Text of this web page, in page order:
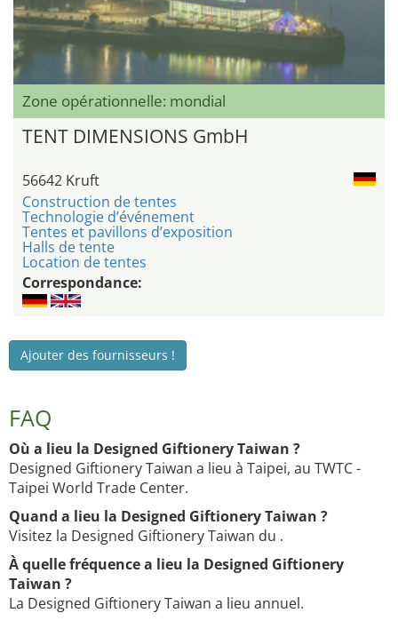
Zone opérationnelle: mondial
TENT DIMENSIONS GmbH
56642 Kruft
Construction de tentes
Technologie d’événement
Tentes et pavillons d’exposition
Halls de tente
Location de tentes
Correspondance:
Ajouter des fournisseurs !
FAQ
Où a lieu la Designed Giftionery Taiwan ?
Designed Giftionery Taiwan a lieu à Taipei, au TWTC -
Taipei World Trade Center.
Quand a lieu la Designed Giftionery Taiwan ?
Visitez la Designed Giftionery Taiwan du .
À quelle fréquence a lieu la Designed Giftionery
Taiwan ?
La Designed Giftionery Taiwan a lieu annuel.